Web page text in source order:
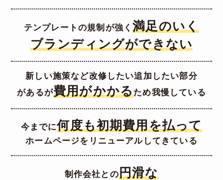
テンプレートの規制が強く 満足のいく
ブランディングができない
新しい施策など改修したい追加したい部分
があるが費用がかかる ため我慢している
今までに何度も初期費用を払って
ホームページをリニューアルしてきている
制作会社との 円滑な